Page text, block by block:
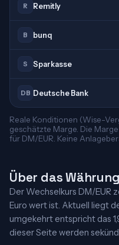
R Remitly
B bunq
S Sparkasse
DB Deutsche Bank
Reale Konditionen (Wise-
geschätzte Marge. Die
für DM/EUR. Keine
Über das
Der Wechselkurs DM/EUR
Euro wert ist. Aktuell liegt
umgekehrt entspricht das
dieser Seite werden